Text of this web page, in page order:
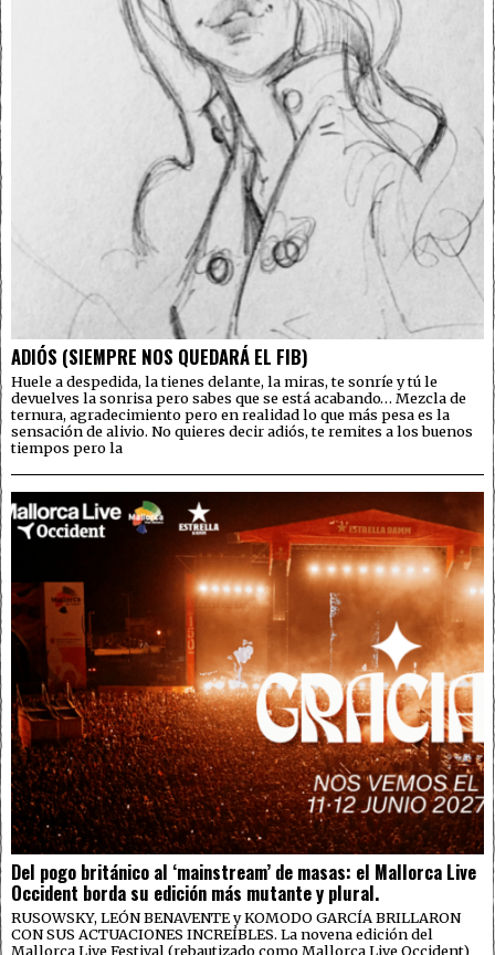
ADIÓS (SIEMPRE NOS QUEDARÁ EL FIB)
Huele a despedida, la tienes delante, la miras, te sonríe y tú le
devuelves la sonrisa pero sabes que se está acabando… Mezcla de
ternura, agradecimiento pero en realidad lo que más pesa es la
sensación de alivio. No quieres decir adiós, te remites a los buenos
tiempos pero la
Del pogo británico al ‘mainstream’ de masas: el Mallorca Live
Occident borda su edición más mutante y plural.
RUSOWSKY, LEÓN BENAVENTE y KOMODO GARCÍA BRILLARON
CON SUS ACTUACIONES INCREÍBLES. La novena edición del
Mallorca Live Festival (rebautizado como Mallorca Live Occident)